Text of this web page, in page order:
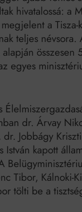
akarja uralni – de nem
a bevált technológia
felújítva
hivatalossá: a
a Tisza-
teljes névsora.
összesen
egyes
dr. Árvay
dr. Jobbágy
István kapott
Tibor, Kálnoki-
tölti be a